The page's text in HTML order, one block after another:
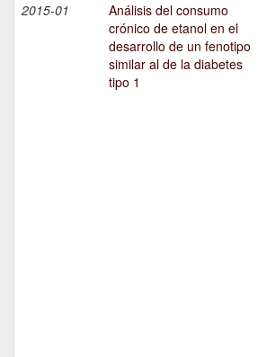
2015-01
Análisis del consumo
crónico de etanol en el
desarrollo de un fenotipo
similar al de la diabetes
tipo 1